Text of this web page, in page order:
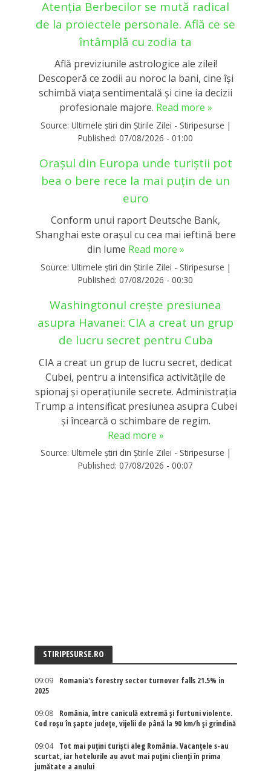
Atenția Berbecilor se mută radical
de la proiectele personale. Află ce se
întâmplă cu zodia ta
Află previziunile astrologice ale zilei!
Descoperă ce zodii au noroc la bani, cine își
schimbă viața sentimentală și cine ia decizii
profesionale majore. Read more »
Source: Ultimele știri din Știrile Zilei - Stiripesurse |
Published: 07/08/2026 - 01:00
Orașul din Europa unde turiștii pot
bea o bere rece la mai puțin de un
euro
Conform unui raport Deutsche Bank,
Shanghai este orașul cu cea mai ieftină bere
din lume Read more »
Source: Ultimele știri din Știrile Zilei - Stiripesurse |
Published: 07/08/2026 - 00:30
Washingtonul creşte presiunea
asupra Havanei: CIA a creat un grup
de lucru secret pentru Cuba
CIA a creat un grup de lucru secret, dedicat
Cubei, pentru a intensifica activitățile de
spionaj și operațiunile secrete. Administrația
Trump a intensificat presiunea asupra Cubei
și încearcă o schimbare de regim.
Read more »
Source: Ultimele știri din Știrile Zilei - Stiripesurse |
Published: 07/08/2026 - 00:07
STIRIPESURSE.RO
09:09
Romania's forestry sector turnover falls 21.5% in
2025
09:08
România, între caniculă extremă și furtuni violente.
Cod roșu în șapte județe, vijelii de până la 90 km/h și grindină
09:04
Tot mai puțini turiști aleg România. Vacanțele s-au
scurtat, iar hotelurile au avut mai puțini clienți în prima
jumătate a anului